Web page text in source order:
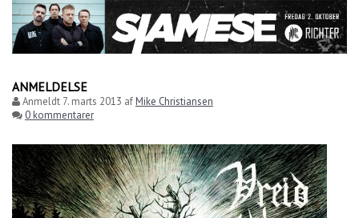
ANMELDELSE
Anmeldt 7. marts 2013 afMike Christiansen
0 kommentarer